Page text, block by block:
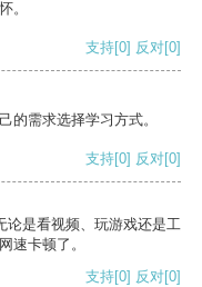
。
支持[0] 反对[0]
的需求选择学习方式。
支持[0] 反对[0]
论是看视频、玩游戏还是工
速卡顿了。
支持[0] 反对[0]